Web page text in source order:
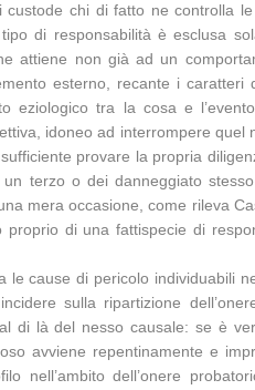
chi di fatto ne controlla
di responsabilità è esclusa
attiene non già ad un
esterno, recante i caratteri
eziologico tra la cosa e
idoneo ad interrompere
provare la propria
terzo o dei danneggiato
mera occasione, come rileva
di una fattispecie di
cause di pericolo individuabili
sulla ripartizione
di là del nesso causale: se è
avviene repentinamente e
nell’ambito dell’onere